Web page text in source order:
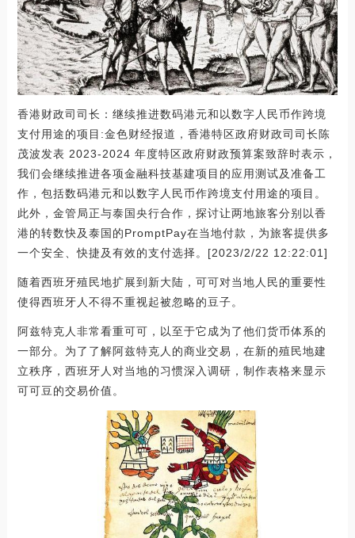
香港财政司司长：继续推进数码港元和以数字人民币作跨境
支付用途的项目:金色财经报道，香港特区政府财政司司长陈
茂波发表 2023-2024 年度特区政府财政预算案致辞时表示，
我们会继续推进各项金融科技基建项目的应用测试及准备工
作，包括数码港元和以数字人民币作跨境支付用途的项目。
此外，金管局正与泰国央行合作，探讨让两地旅客分别以香
港的转数快及泰国的PromptPay在当地付款，为旅客提供多
一个安全、快捷及有效的支付选择。[2023/2/22 12:22:01]
随着西班牙殖民地扩展到新大陆，可可对当地人民的重要性
使得西班牙人不得不重视起被忽略的豆子。
阿兹特克人非常看重可可，以至于它成为了他们货币体系的
一部分。为了了解阿兹特克人的商业交易，在新的殖民地建
立秩序，西班牙人对当地的习惯深入调研，制作表格来显示
可可豆的交易价值。